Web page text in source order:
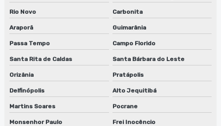
Rio Novo Carbonita
Araporã Guimarânia
Passa Tempo Campo Florido
Santa Rita de Caldas Santa Bárbara do Leste
Orizânia Pratápolis
Delfinópolis Alto Jequitibá
Martins Soares Pocrane
Monsenhor Paulo Frei Inocêncio